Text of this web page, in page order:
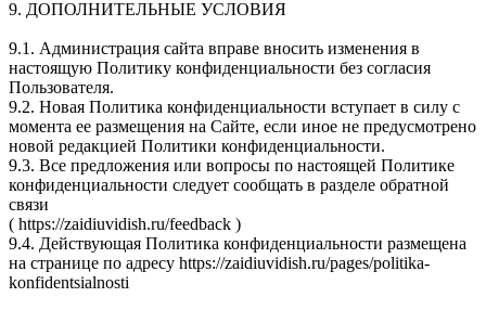
9. ДОПОЛНИТЕЛЬНЫЕ УСЛОВИЯ
9.1. Администрация сайта вправе вносить изменения в
настоящую Политику конфиденциальности без согласия
Пользователя.
9.2. Новая Политика конфиденциальности вступает в силу с
момента ее размещения на Сайте, если иное не предусмотрено
новой редакцией Политики конфиденциальности.
9.3. Все предложения или вопросы по настоящей Политике
конфиденциальности следует сообщать в разделе обратной
связи
( https://zaidiuvidish.ru/feedback )
9.4. Действующая Политика конфиденциальности размещена
на странице по адресу https://zaidiuvidish.ru/pages/politika-
konfidentsialnosti